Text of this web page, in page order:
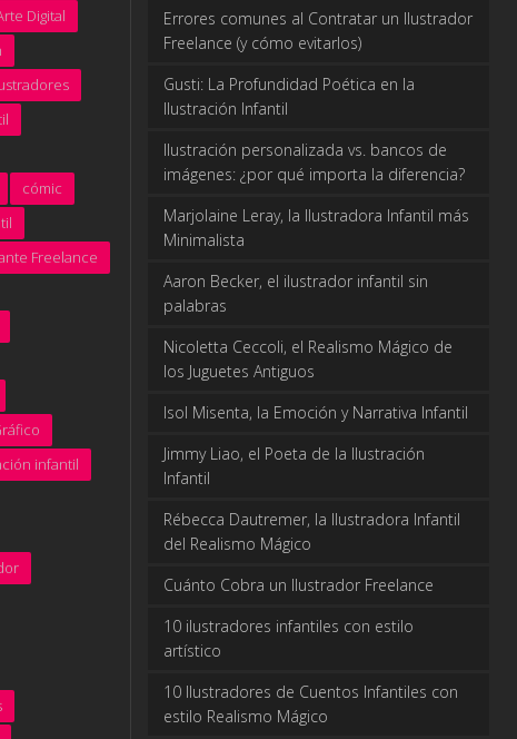
Digital
cómic
Freelance
infantil
Errores comunes al Contratar un Ilustrador
Freelance (y cómo evitarlos)
Gusti: La Profundidad Poética en la
Ilustración Infantil
Ilustración personalizada vs. bancos de
imágenes: ¿por qué importa la diferencia?
Marjolaine Leray, la Ilustradora Infantil más
Minimalista
Aaron Becker, el ilustrador infantil sin
palabras
Nicoletta Ceccoli, el Realismo Mágico de
los Juguetes Antiguos
Isol Misenta, la Emoción y Narrativa Infantil
Jimmy Liao, el Poeta de la Ilustración
Infantil
Rébecca Dautremer, la Ilustradora Infantil
del Realismo Mágico
Cuánto Cobra un Ilustrador Freelance
10 ilustradores infantiles con estilo
artístico
10 Ilustradores de Cuentos Infantiles con
estilo Realismo Mágico